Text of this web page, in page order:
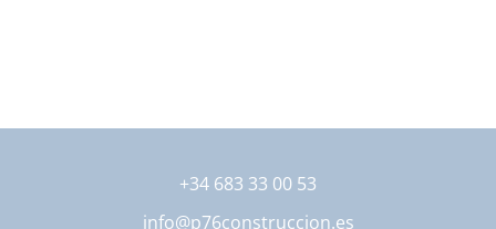
+34 683 33 00 53
info@p76construccion.es